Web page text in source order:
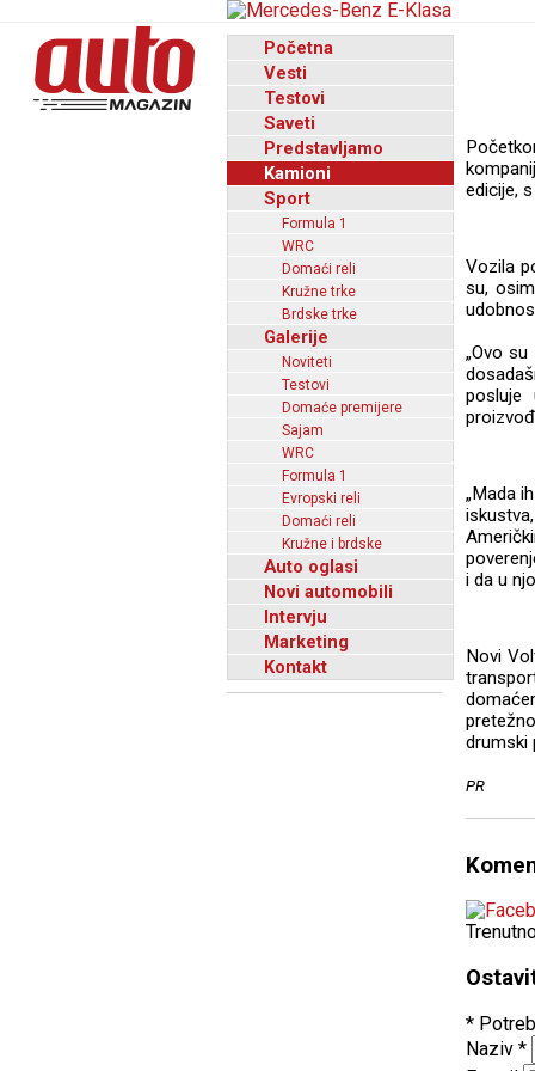
Početna
Vesti
Testovi
Saveti
Predstavljamo
Kamioni
Sport
Formula 1
WRC
Domaći reli
Kružne trke
Brdske trke
Galerije
Noviteti
Testovi
Domaće premijere
Sajam
WRC
Formula 1
Evropski reli
Domaći reli
Kružne i brdske
Auto oglasi
Novi automobili
Intervju
Marketing
Kontakt
edicije,
Vozila
su,
„Ovo
posluje
„Mada
i da u
Novi
drumski
PR
*
Naziv *